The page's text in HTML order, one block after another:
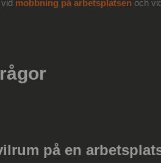
mobbning på arbetsplatsen och
på en